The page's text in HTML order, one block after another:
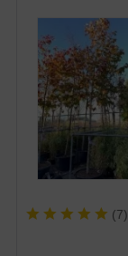
(7)